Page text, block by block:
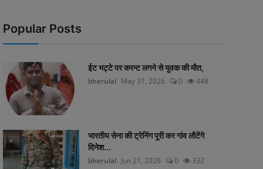
Popular Posts
ईट भट्टे पर करन्ट लगने से युवक की मौत,
bherulal May 31, 2026 0 448
भारतीय सेना की ट्रेनिंग पूरी कर गांव लौटेंगे
दिनेश...
bherulal Jun 21, 2026 0 332